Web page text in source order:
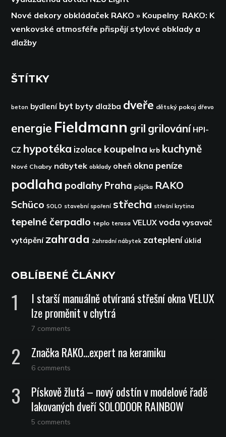
Nové dekory obkládaček RAKO » Koupelny: RAKO: K
venkovské atmosféře přispějí stylové obklady a
dlažby
ŠTÍTKY
beton bydlení byt byty dlažba dveře dětský pokoj dřevo
energie Fieldmann gril grilování HPI-
CZ hypotéka izolace koupelna krb kuchyně
Nové Chabry nábytek obklady oheň okna peníze
podlaha podlahy Praha půjčka RAKO
Schüco SOLO stavební spoření střecha střešní krytina
tepelné čerpadlo teplo terasa VELUX voda vysavač
vytápění zahrada Zahradní nábytek zateplení úklid
OBLÍBENÉ ČLÁNKY
I starší manuálně otvíraná střešní okna VELUX
lze proměnit v chytrá
7 comments
Značka RAKO…expert na keramiku
6 comments
Pískově žlutá – nový odstín v modelové řadě
lakovaných dveří SOLODOOR RAINBOW
5 comments